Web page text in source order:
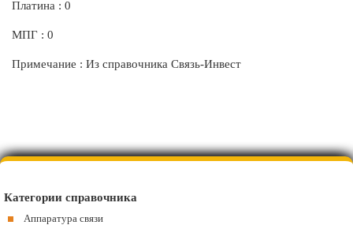
Платина : 0
МПГ : 0
Примечание : Из справочника Связь-Инвест
Категории справочника
Аппаратура связи